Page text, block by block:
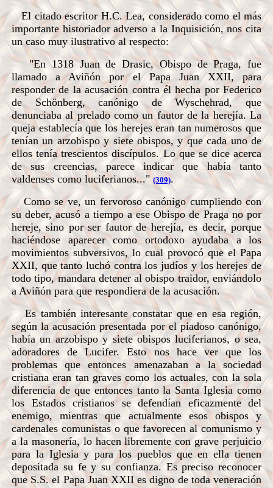
El citado escritor H.C. Lea, considerado como el más
importante historiador adverso a la Inquisición, nos cita
un caso muy ilustrativo al respecto:
"En 1318 Juan de Drasic, Obispo de Praga, fue
llamado a Aviñón por el Papa Juan XXII, para
responder de la acusación contra él hecha por Federico
de Schönberg, canónigo de Wyschehrad, que
denunciaba al prelado como un fautor de la herejía. La
queja establecía que los herejes eran tan numerosos que
tenían un arzobispo y siete obispos, y que cada uno de
ellos tenía trescientos discípulos. Lo que se dice acerca
de sus creencias, parece indicar que había tanto
valdenses como luciferianos..." (309).
Como se ve, un fervoroso canónigo cumpliendo con
su deber, acusó a tiempo a ese Obispo de Praga no por
hereje, sino por ser fautor de herejía, es decir, porque
haciéndose aparecer como ortodoxo ayudaba a los
movimientos subversivos, lo cual provocó que el Papa
XXII, que tanto luchó contra los judíos y los herejes de
todo tipo, mandara detener al obispo traidor, enviándolo
a Aviñón para que respondiera de la acusación.
Es también interesante constatar que en esa región,
según la acusación presentada por el piadoso canónigo,
había un arzobispo y siete obispos luciferianos, o sea,
adoradores de Lucifer. Esto nos hace ver que los
problemas que entonces amenazaban a la sociedad
cristiana eran tan graves como los actuales, con la sola
diferencia de que entonces tanto la Santa Iglesia como
los Estados cristianos se defendían eficazmente del
enemigo, mientras que actualmente esos obispos y
cardenales comunistas o que favorecen al comunismo y
a la masonería, lo hacen libremente con grave perjuicio
para la Iglesia y para los pueblos que en ella tienen
depositada su fe y su confianza. Es preciso reconocer
que S.S. el Papa Juan XXII es digno de toda veneración